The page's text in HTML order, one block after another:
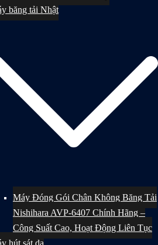
băng tải Nhật
Máy Đóng Gói Chân Không Băng Tải
Nishihara AVP-6407 Chính Hãng –
Công Suất Cao, Hoạt Động Liên Tục
hút sát da